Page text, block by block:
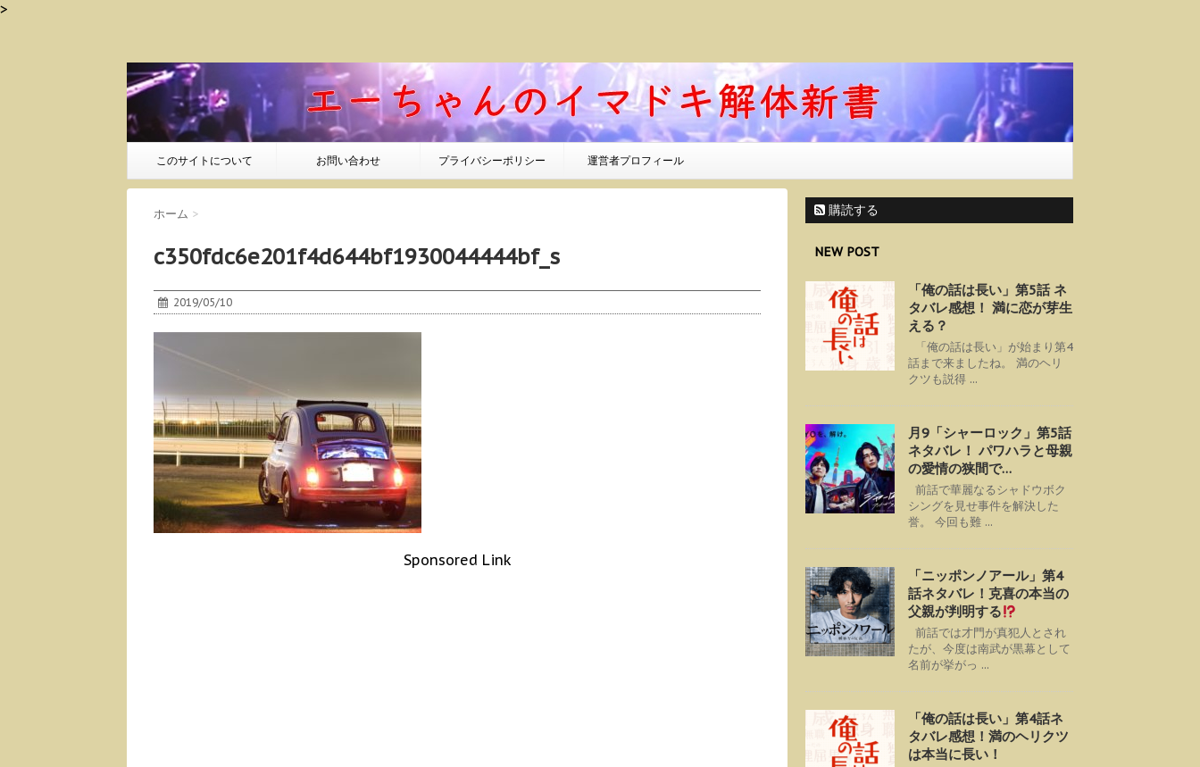
>
このサイトについて お問い合わせ プライバシーポリシー 運営者プロフィール
ホーム >
c350fdc6e201f4d644bf1930044444bf_s
2019/05/10
Sponsored Link
購読する
NEW POST
「俺の話は長い」第5話 ネ
タバレ感想！ 満に恋が芽生
える？
「俺の話は長い」が始まり第4
話まで来ましたね。 満のヘリ
クツも説得 ...
月9「シャーロック」第5話
ネタバレ！ パワハラと母親
の愛情の狭間で…
前話で華麗なるシャドウボク
シングを見せ事件を解決した
誉。 今回も難 ...
「ニッポンノアール」第4
話ネタバレ！克喜の本当の
父親が判明する
前話では才門が真犯人とされ
たが、今度は南武が黒幕として
名前が挙がっ ...
「俺の話は長い」第4話ネ
タバレ感想！満のヘリクツ
は本当に長い！